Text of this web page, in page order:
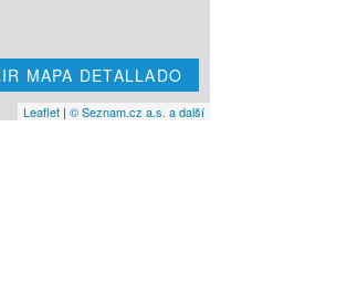
MAPA DETALLADO
Leaflet | © Seznam.cz a.s. a další